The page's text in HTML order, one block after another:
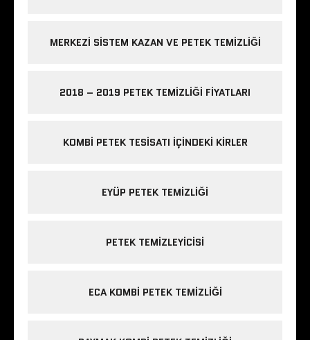
MERKEZI SISTEM KAZAN VE PETEK TEMIZLIĞI
2018 – 2019 PETEK TEMIZLIĞI FIYATLARI
KOMBI PETEK TESISATI IÇINDEKI KIRLER
EYÜP PETEK TEMIZLIĞI
PETEK TEMIZLEYICISI
ECA KOMBI PETEK TEMIZLIĞI